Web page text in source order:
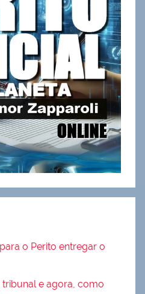
o Perito entregar o
e agora, como